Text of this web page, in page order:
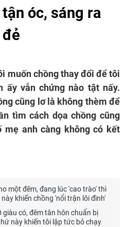
óc, sáng ra
muốn chồng thay đổi để tôi
ấy vẫn chứng nào tật nấy.
cũng lơ là không thèm để
tìm cách dọa chồng cũng
mẹ anh càng không có kết
một đêm, đang lúc 'cao trào' thì
khiến chồng 'nổi trận lôi đình'
giàu có, đêm tân hôn chuẩn bị
này khiến tôi lập tức bỏ chạy